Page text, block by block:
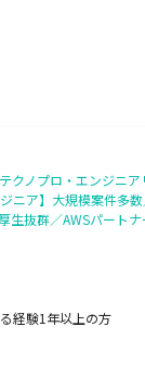
クノプロ・エンジニア
ニア】大規模案件多
生抜群／AWSパート
経験1年以上の方